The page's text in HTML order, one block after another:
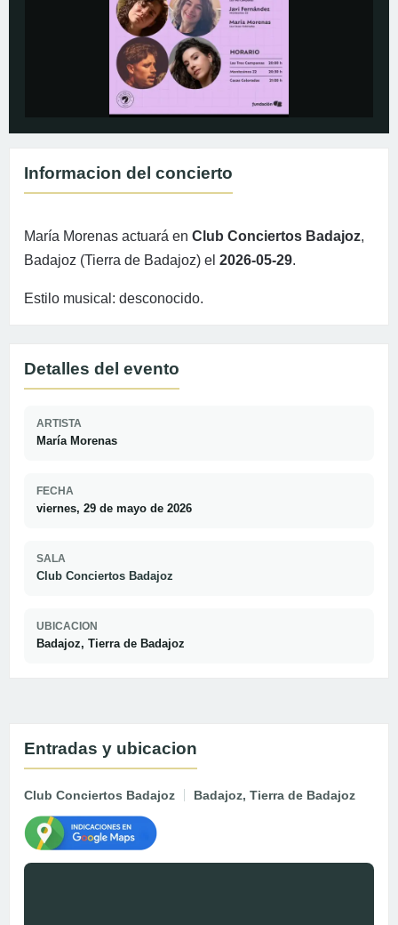
Informacion del concierto
María Morenas actuará en Club Conciertos Badajoz,
Badajoz (Tierra de Badajoz) el 2026-05-29.
Estilo musical: desconocido.
Detalles del evento
ARTISTA
María Morenas
FECHA
viernes, 29 de mayo de 2026
SALA
Club Conciertos Badajoz
UBICACION
Badajoz, Tierra de Badajoz
Entradas y ubicacion
Club Conciertos Badajoz Badajoz, Tierra de Badajoz